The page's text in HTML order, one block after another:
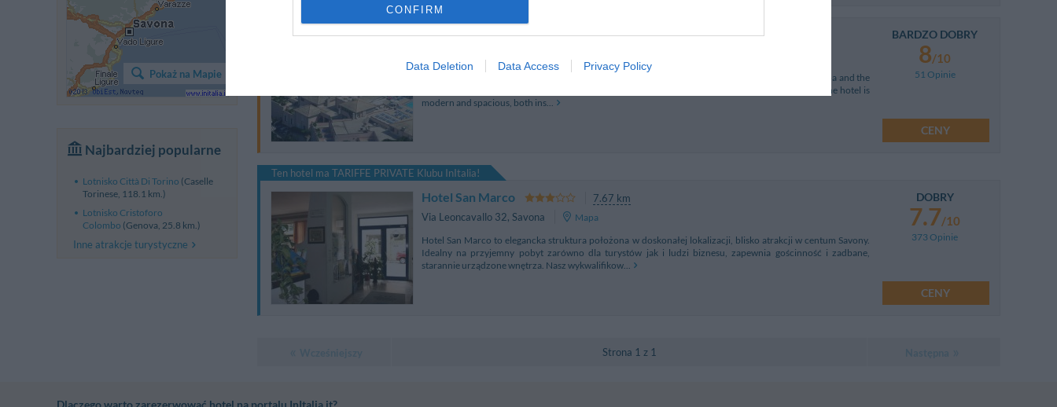
CONFIRM
Data Deletion Data Access Privacy Policy
Hotel Punta San Martino
12.71 km
Hotel Punta San Martino is found in Arenzano in a panoramic location overlooking the Gulf of Genoa and the
Riviera di Ponente (the Riviera of the Setting Sun) sheltered by a cliff, just a short walk to the sea. The hotel is
modern and spacious, both ins...
BARDZO DOBRY
8/10
51 Opinie
CENY
Ten hotel ma TARIFFE PRIVATE Klubu InItalia!
Hotel San Marco
7.67 km
Via Leoncavallo 32, Savona
Mapa
Hotel San Marco to elegancka struktura położona w doskonałej lokalizacji, blisko atrakcji w centum Savony.
Idealny na przyjemny pobyt zarówno dla turystów jak i ludzi biznesu, zapewnia gościnność i zadbane,
starannie urządzone wnętrza. Nasz wykwalifikow...
DOBRY
7.7/10
373 Opinie
CENY
Strona 1 z 1
Pokaż na Mapie
Najbardziej popularne
Lotnisko Città Di Torino (Caselle
Torinese, 118.1 km.)
Lotnisko Cristoforo
Colombo (Genova, 25.8 km.)
Inne atrakcje turystyczne